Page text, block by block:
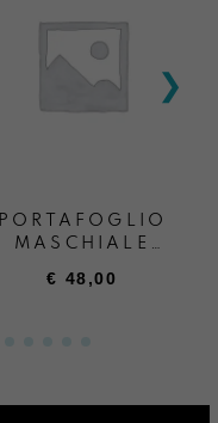
PORTAFOGLIO
MASCHIALE
€ 48,00